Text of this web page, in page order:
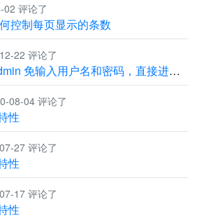
评论了
控制每页显示的条数
22 评论了
关于 phpMyAdmin 免输入用户名和密码，直接进入管理界面
08-04 评论了
性
27 评论了
性
17 评论了
性